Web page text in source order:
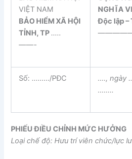
VIỆT NAM
BẢO HIỂM XÃ HỘI
TỈNH, TP …..
——-
NGHĨA
Độc lập –
Số: ………/PĐC
…., ngày
……..
PHIẾU ĐIỀU CHỈNH MỨC HƯỞNG
Loại chế độ: Hưu trí viên chức/lực